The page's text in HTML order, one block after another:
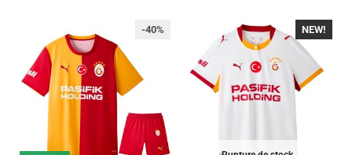
-40% -40%
NEW!